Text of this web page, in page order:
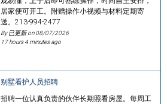
居家便可开工。附赠操作小视频与材料定期寄
送。213-994-2477
By 已更新 on08/07/2026
17 hours 4 minutes ago
别墅看护人员招聘
招聘一位认真负责的伙伴长期照看房屋。每周工